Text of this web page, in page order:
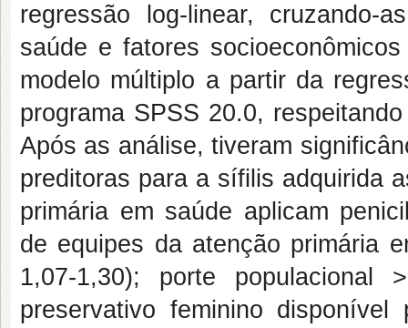
regressão log-linear, cruzando-
saúde e fatores
modelo múltiplo a partir da
programa SPSS 20.0,
Após as análise, tiveram
preditoras para a sífilis adquirida
primária em saúde aplicam
de equipes da atenção primária
1,07-1,30); porte populacional
preservativo feminino disponível